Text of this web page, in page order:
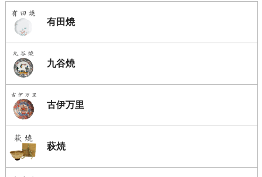
有田焼
九谷焼
古伊万里
萩焼